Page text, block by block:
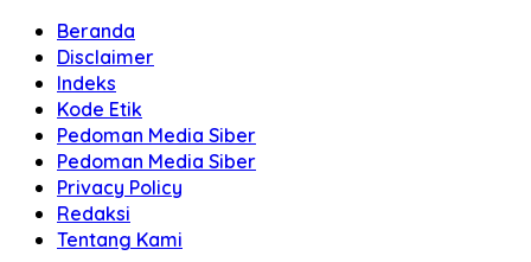
Beranda
Disclaimer
Indeks
Kode Etik
Pedoman Media Siber
Pedoman Media Siber
Privacy Policy
Redaksi
Tentang Kami